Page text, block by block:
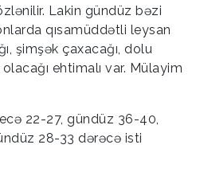
Lakin gündüz bəzi
qısamüddətli leysan
şimşək çaxacağı, dolu
ehtimalı var. Mülayim
22-27, gündüz 36-40,
28-33 dərəcə isti